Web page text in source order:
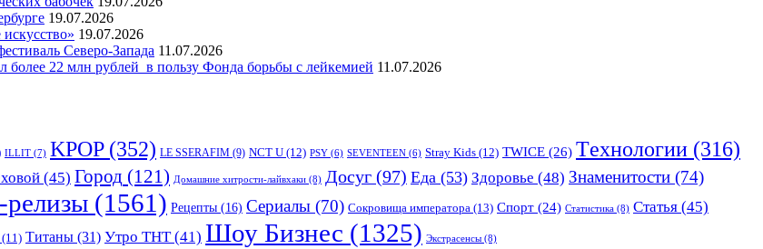
19.07.2026
19.07.2026
Северо-Запада 11.07.2026
22 млн рублей в пользу Фонда борьбы с лейкемией 11.07.2026
ILLIT (7) KPOP(352) LE SSERAFIM (9) NCT U (12) PSY (6) SEVENTEEN (6) Stray Kids (12) TWICE (26) Tехнологии (316)
(45) Город (121) Домашние хитрости-лайвхаки (8) Досуг (97) Еда (53) Здоровье (48) Знаменитости (74)
(1561) Рецепты (16) Сериалы (70) Сокровища императора (13) Спорт (24) Статистика (8) Статья (45)
(11) Титаны (31) Утро ТНТ(41) Шоу Бизнес (1325) Экстрасенсы (8)